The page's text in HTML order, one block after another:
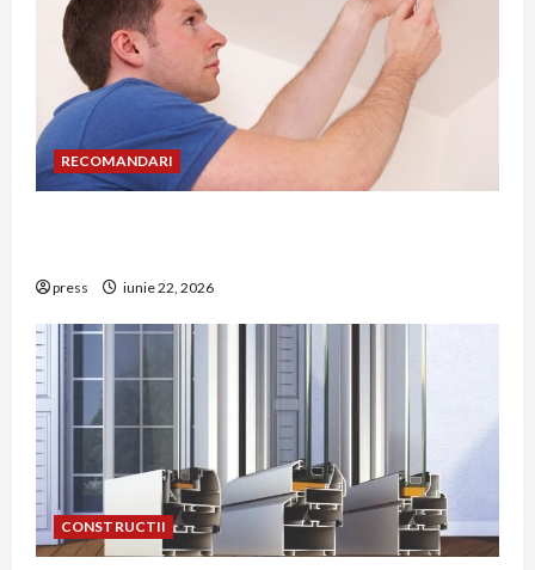
RECOMANDARI
press iunie 22, 2026
CONSTRUCTII